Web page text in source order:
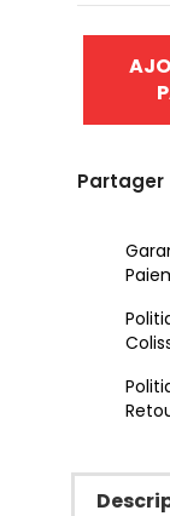
Partager